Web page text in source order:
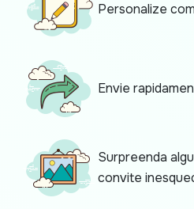
Personalize
Envie
Surpreenda
convite